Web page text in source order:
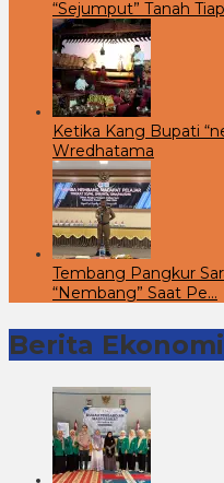
“Sejumput” Tanah
Ketika Kang Bupati
Wredhatama
Tembang Pangkur
“Nembang” Saat Pe…
Berita Ekonomi